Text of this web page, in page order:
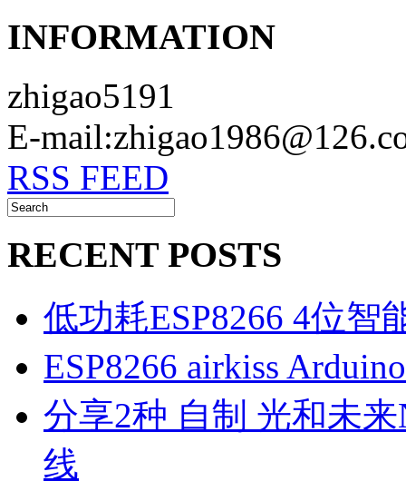
INFORMATION
zhigao5191
E-
RSS FEED
RECENT POSTS
低功耗ESP8266 4位智
ESP8266 airkiss
分享2种 自制 光和未来
线